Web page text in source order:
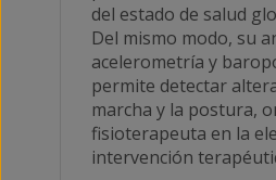
del estado de salud
Del mismo modo, su
acelerometría y
permite detectar
marcha y la postura,
fisioterapeuta en la
intervención